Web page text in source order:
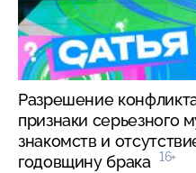
Разрешение
признаки серьезного
знакомств и
годовщину брака
16+